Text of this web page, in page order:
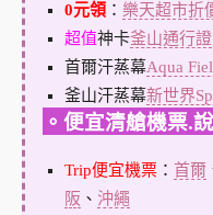
0元領： 樂天超市折
超值神卡釜山通行證
首爾汗蒸幕Aqua
釜山汗蒸幕新世界
。便宜清艙機票.
Trip便宜機票： 首爾
阪 、 沖繩